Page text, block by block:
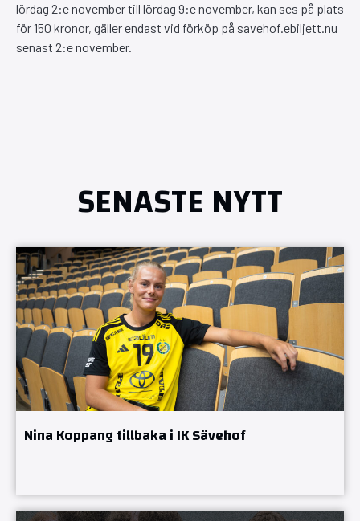
lördag 2:e november till lördag 9:e november, kan ses på plats
för 150 kronor, gäller endast vid förköp på savehof.ebiljett.nu
senast 2:e november.
SENASTE NYTT
Nina Koppang tillbaka i IK Sävehof